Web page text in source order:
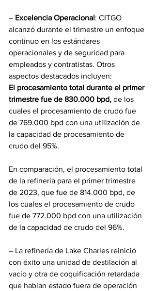
– Excelencia Operacional: CITGO
alcanzó durante el trimestre un enfoque
continuo en los estándares
operacionales y de seguridad para
empleados y contratistas. Otros
aspectos destacados incluyen:
El procesamiento total durante el primer
trimestre fue de 830.000 bpd, de los
cuales el procesamiento de crudo fue
de 769.000 bpd con una utilización de
la capacidad de procesamiento de
crudo del 95%.
En comparación, el procesamiento total
de la refinería para el primer trimestre
de 2023, que fue de 814.000 bpd, de
los cuales el procesamiento de crudo
fue de 772.000 bpd con una utilización
de la capacidad de crudo del 96%.
– La refinería de Lake Charles reinició
con éxito una unidad de destilación al
vacío y otra de coquificación retardada
que habían estado fuera de operación